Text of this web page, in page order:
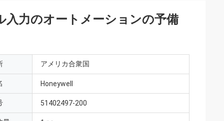
力のオートメーションの予備
アメリカ合衆国
Honeywell
51402497-200